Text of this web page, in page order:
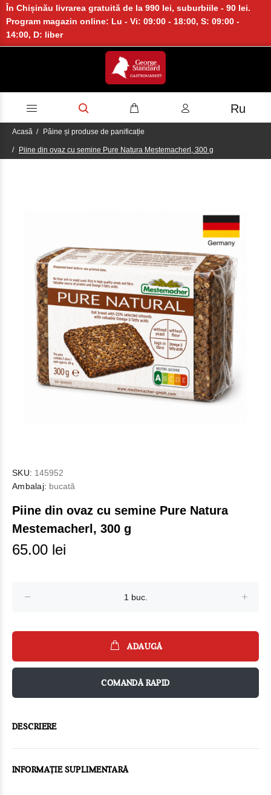
În Chișinău livrarea gratuită de la 990 lei, suburbiile - 90 lei.
Program magazin online: Lu - Vi: 09:00 - 18:00, S: 09:00 -
14:00, D: liber
Ru
Acasă Pâine și produse de panificație
Piine din ovaz cu semine Pure Natura Mestemacherl, 300 g
SKU: 145952
Ambalaj: bucată
Piine din ovaz cu semine Pure Natura
Mestemacherl, 300 g
65.00 lei
ADAUGĂ
COMANDĂ RAPID
DESCRIERE
INFORMAȚIE SUPLIMENTARĂ